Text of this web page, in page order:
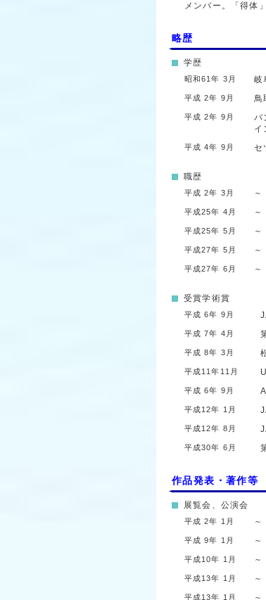
メンバー。「得体
略歴
学歴
昭和61年 3月 岐
平成 2年 9月 鳥
平成 2年 9月 バ
イ
平成 4年 9月 セ
職歴
平成 2年 3月
平成25年 4月
平成25年 5月
平成27年 5月
平成27年 6月
受賞学術賞
平成 6年 9月
平成 7年 4月
平成 8年 3月
平成11年11月
平成 6年 9月
平成12年 1月
平成12年 8月
平成30年 6月
作品発表・著作等
展覧会、公演会
平成 2年 1月
平成 9年 1月
平成10年 1月
平成13年 1月
平成13年 1月